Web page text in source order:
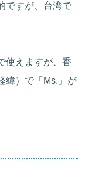
ですが、台湾で
使えますが、香
緯）で「Ms.」が